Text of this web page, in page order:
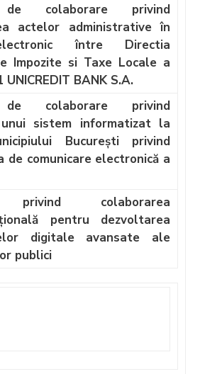
colaborare privind
actelor administrative în
între Directia
Impozite si Taxe Locale a
BANK S.A.
de colaborare privind
sistem informatizat la
București privind
de comunicare electronică a
privind colaborarea
pentru dezvoltarea
digitale avansate ale
publici